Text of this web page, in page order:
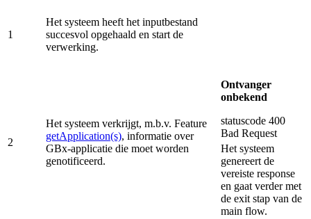
1
Het systeem heeft het inputbestand
succesvol opgehaald en start de
verwerking.
2
Het systeem verkrijgt, m.b.v. Feature
getApplication(s), informatie over
GBx-applicatie die moet worden
genotificeerd.
Ontvanger
onbekend
statuscode 400
Bad Request
Het systeem
genereert de
vereiste response
en gaat verder met
de exit stap van de
main flow.